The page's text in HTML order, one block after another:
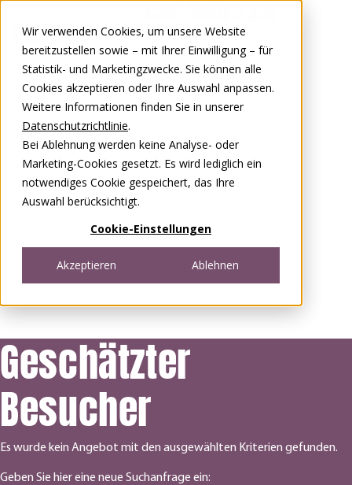
Wir verwenden Cookies, um unsere Website
bereitzustellen sowie – mit Ihrer Einwilligung – für
Statistik- und Marketingzwecke. Sie können alle
Cookies akzeptieren oder Ihre Auswahl anpassen.
Weitere Informationen finden Sie in unserer
Datenschutzrichtlinie.
Bei Ablehnung werden keine Analyse- oder
Marketing-Cookies gesetzt. Es wird lediglich ein
notwendiges Cookie gespeichert, das Ihre
Auswahl berücksichtigt.
Cookie-Einstellungen
Akzeptieren Ablehnen
0848 00 77 88
Geschätzter
Besucher
Es wurde kein Angebot mit den ausgewählten Kriterien gefunden.
Geben Sie hier eine neue Suchanfrage ein: